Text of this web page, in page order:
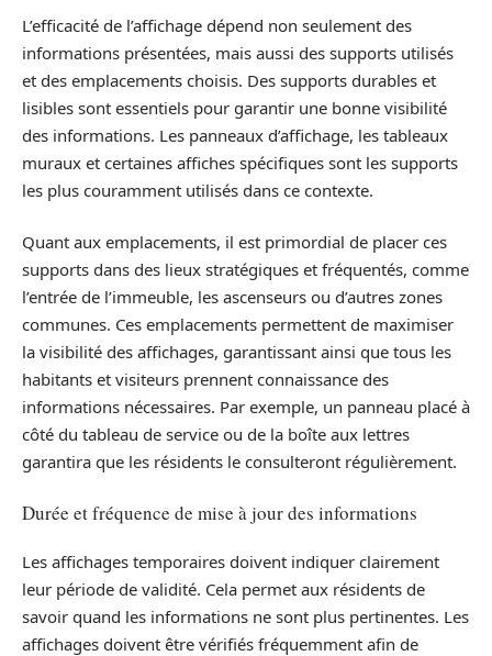
L’efficacité de l’affichage dépend non seulement des
informations présentées, mais aussi des supports utilisés
et des emplacements choisis. Des supports durables et
lisibles sont essentiels pour garantir une bonne visibilité
des informations. Les panneaux d’affichage, les tableaux
muraux et certaines affiches spécifiques sont les supports
les plus couramment utilisés dans ce contexte.
Quant aux emplacements, il est primordial de placer ces
supports dans des lieux stratégiques et fréquentés, comme
l’entrée de l’immeuble, les ascenseurs ou d’autres zones
communes. Ces emplacements permettent de maximiser
la visibilité des affichages, garantissant ainsi que tous les
habitants et visiteurs prennent connaissance des
informations nécessaires. Par exemple, un panneau placé à
côté du tableau de service ou de la boîte aux lettres
garantira que les résidents le consulteront régulièrement.
Durée et fréquence de mise à jour des informations
Les affichages temporaires doivent indiquer clairement
leur période de validité. Cela permet aux résidents de
savoir quand les informations ne sont plus pertinentes. Les
affichages doivent être vérifiés fréquemment afin de